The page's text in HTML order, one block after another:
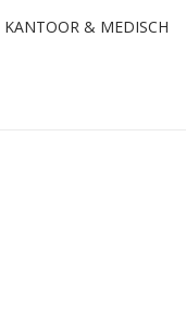
KANTOOR & MEDISCH